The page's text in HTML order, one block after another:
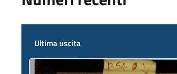
Ultima uscita